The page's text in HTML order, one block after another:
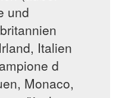
und
Italien
d
Monaco,